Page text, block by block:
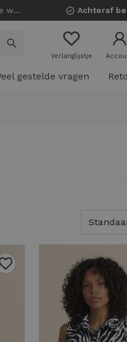
Achteraf
Verlanglijstje
gestelde vragen